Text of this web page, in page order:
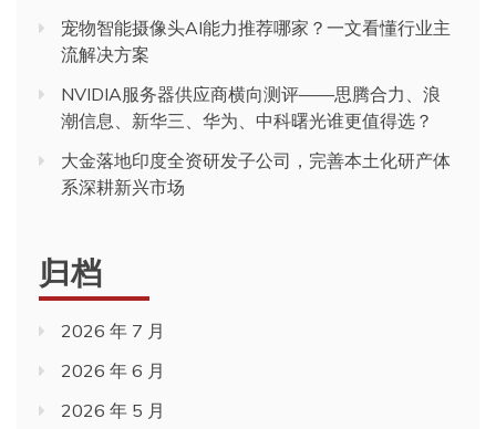
宠物智能摄像头AI能力推荐哪家？一文看懂行业主
流解决方案
NVIDIA服务器供应商横向测评——思腾合力、浪
潮信息、新华三、华为、中科曙光谁更值得选？
大金落地印度全资研发子公司，完善本土化研产体
系深耕新兴市场
归档
2026 年 7 月
2026 年 6 月
2026 年 5 月